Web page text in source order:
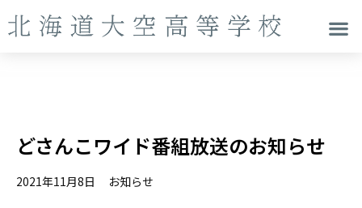
どさんこワイド番組放送のお知らせ
2021年11月8日 お知らせ